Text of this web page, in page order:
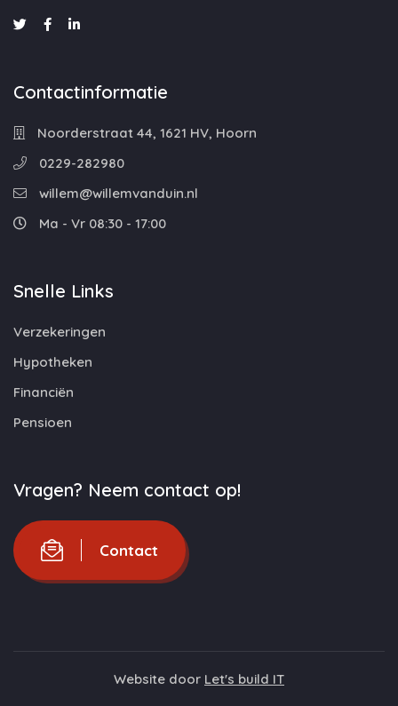
Contactinformatie
Noorderstraat 44, 1621 HV, Hoorn
0229-282980
willem@willemvanduin.nl
Ma - Vr 08:30 - 17:00
Snelle Links
Verzekeringen
Hypotheken
Financiën
Pensioen
Vragen? Neem contact op!
Contact
Website door Let's build IT